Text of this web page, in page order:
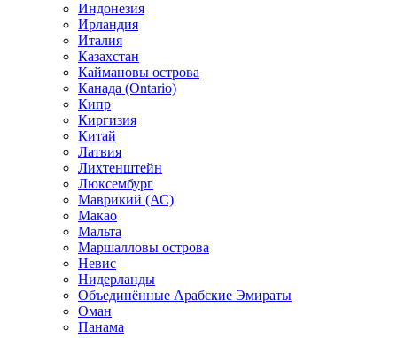
Индонезия
Ирландия
Италия
Казахстан
Каймановы острова
Канада (Ontario)
Кипр
Киргизия
Китай
Латвия
Лихтенштейн
Люксембург
Маврикий (АС)
Макао
Мальта
Маршалловы острова
Нeвис
Нидерланды
Объединённые Арабские Эмираты
Оман
Панама